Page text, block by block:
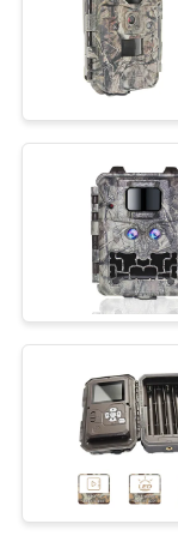
POLITICA
SULLA
PRIVACY